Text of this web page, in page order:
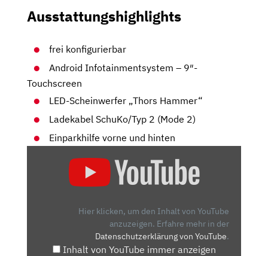
Ausstattungshighlights
frei konfigurierbar
Android Infotainmentsystem – 9″-
Touchscreen
LED-Scheinwerfer „Thors Hammer“
Ladekabel SchuKo/Typ 2 (Mode 2)
Einparkhilfe vorne und hinten
ENGINEERED:Hier klicken, um den Inhalt von YouTube
anzuzeigen. Erfahre mehr in der
Datenschutzerklärung von YouTube.
Inhalt von YouTube immer anzeigen